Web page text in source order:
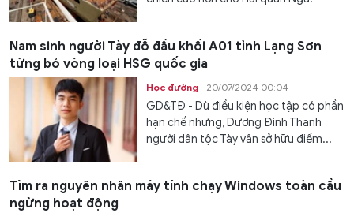
Nam sinh người Tày đỗ đầu khối A01 tỉnh Lạng Sơn
từng bỏ vòng loại HSG quốc gia
Học đường 20/07/2024 00:04
GD&TĐ - Dù điều kiện học tập có phần
hạn chế nhưng, Dương Đình Thanh
người dân tộc Tày vẫn sở hữu điểm...
Tìm ra nguyên nhân máy tính chạy Windows toàn cầu
ngừng hoạt động